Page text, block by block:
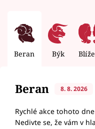
Beran Býk
Beran 8. 8. 2026
Rychlé akce tohoto
Nedivte se, že vám v